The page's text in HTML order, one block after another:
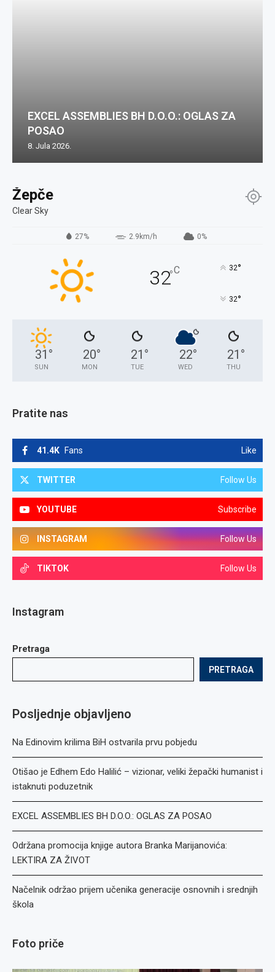
Žepče
Clear Sky
27% 2.9km/h 0%
32°C 32°
32°
31 °
SUN
20°
MON
21 °
TUE
22°
WED
21 °
THU
Pratite nas
41.4K Fans Like
TWITTER Follow Us
YOUTUBE Subscribe
INSTAGRAM Follow Us
TIKTOK Follow Us
Instagram
Pretraga
PRETRAGA
Posljednje objavljeno
Na Edinovim krilima BiH ostvarila prvu pobjedu
Otišao je Edhem Edo Halilić – vizionar, veliki žepački humanist i
istaknuti poduzetnik
EXCEL ASSEMBLIES BH D.O.O.: OGLAS ZA POSAO
Održana promocija knjige autora Branka Marijanovića:
LEKTIRA ZA ŽIVOT
Načelnik održao prijem učenika generacije osnovnih i srednjih
škola
Foto priče
EXCEL ASSEMBLIES BH D.O.O.: OGLAS ZA
POSAO
8. Jula 2026.